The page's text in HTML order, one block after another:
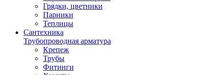
Грядки, цветники
Парники
Теплицы
Сантехника
Трубопроводная арматура
Крепеж
Трубы
Фитинги